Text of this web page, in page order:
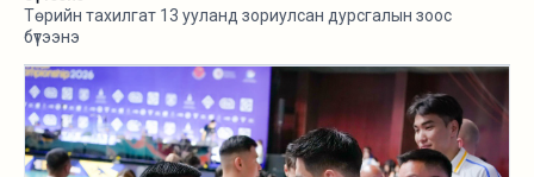
Төрийн тахилгат 13 ууланд зориулсан дурсгалын зоос
бүтээнэ